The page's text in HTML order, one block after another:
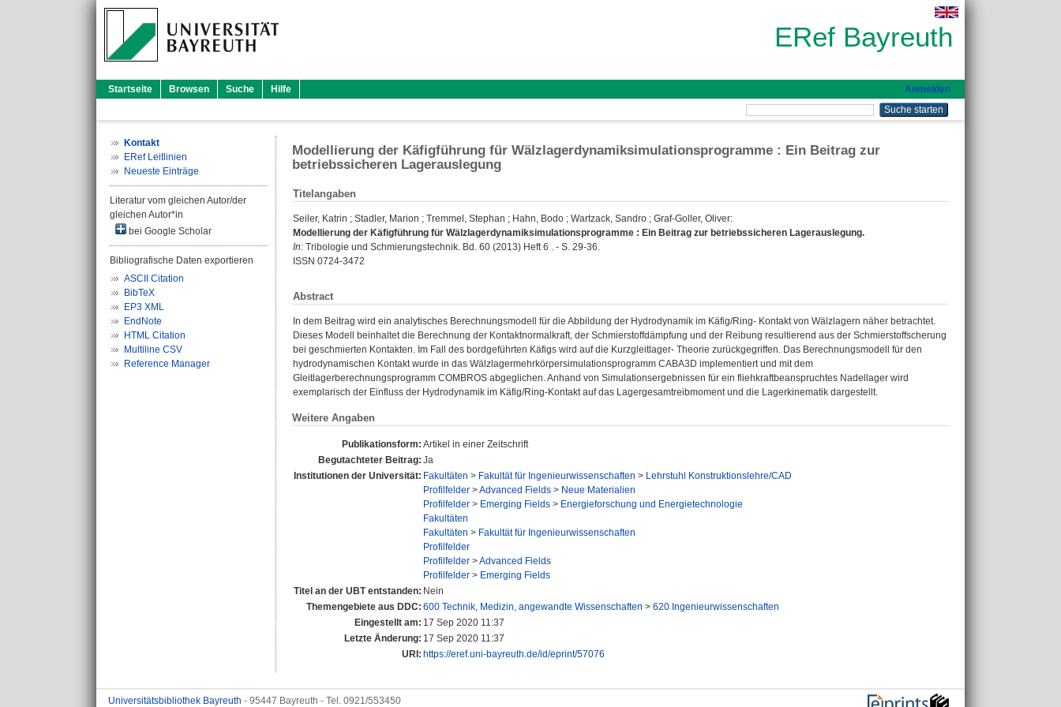
ERef Bayreuth
Startseite Browsen Suche Hilfe Anmelden
Kontakt
ERef Leitlinien
Neueste Einträge
Literatur vom gleichen Autor/der
gleichen Autor*in
bei Google Scholar
Bibliografische Daten exportieren
ASCII Citation
BibTeX
EP3 XML
EndNote
HTML Citation
Multiline CSV
Reference Manager
Modellierung der Käfigführung für Wälzlagerdynamiksimulationsprogramme : Ein Beitrag zur
betriebssicheren Lagerauslegung
Titelangaben
Seiler, Katrin ; Stadler, Marion ; Tremmel, Stephan ; Hahn, Bodo ; Wartzack, Sandro ; Graf-Goller, Oliver:
Modellierung der Käfigführung für Wälzlagerdynamiksimulationsprogramme : Ein Beitrag zur betriebssicheren Lagerauslegung.
In: Tribologie und Schmierungstechnik. Bd. 60 (2013) Heft 6 . - S. 29-36.
ISSN 0724-3472
Abstract
In dem Beitrag wird ein analytisches Berechnungsmodell für die Abbildung der Hydrodynamik im Käfig/Ring- Kontakt von Wälzlagern näher betrachtet.
Dieses Modell beinhaltet die Berechnung der Kontaktnormalkraft, der Schmierstoffdämpfung und der Reibung resultierend aus der Schmierstoffscherung
bei geschmierten Kontakten. Im Fall des bordgeführten Käfigs wird auf die Kurzgleitlager- Theorie zurückgegriffen. Das Berechnungsmodell für den
hydrodynamischen Kontakt wurde in das Wälzlagermehrkörpersimulationsprogramm CABA3D implementiert und mit dem
Gleitlagerberechnungsprogramm COMBROS abgeglichen. Anhand von Simulationsergebnissen für ein fliehkraftbeanspruchtes Nadellager wird
exemplarisch der Einfluss der Hydrodynamik im Käfig/Ring-Kontakt auf das Lagergesamtreibmoment und die Lagerkinematik dargestellt.
Weitere Angaben
Publikationsform: Artikel in einer Zeitschrift
Begutachteter Beitrag: Ja
Institutionen der Universität: Fakultäten > Fakultät für Ingenieurwissenschaften > Lehrstuhl Konstruktionslehre/CAD
Profilfelder >Advanced Fields > Neue Materialien
Profilfelder > Emerging Fields > Energieforschung und Energietechnologie
Fakultäten
Fakultäten > Fakultät für Ingenieurwissenschaften
Profilfelder
Profilfelder >Advanced Fields
Profilfelder > Emerging Fields
Titel an der UBT entstanden: Nein
Themengebiete aus DDC: 600 Technik, Medizin, angewandte Wissenschaften > 620 Ingenieurwissenschaften
Eingestellt am: 17 Sep 2020 11:37
Letzte Änderung: 17 Sep 2020 11:37
URI: https://eref.uni-bayreuth.de/id/eprint/57076
Universitätsbibliothek Bayreuth - 95447 Bayreuth - Tel. 0921/553450